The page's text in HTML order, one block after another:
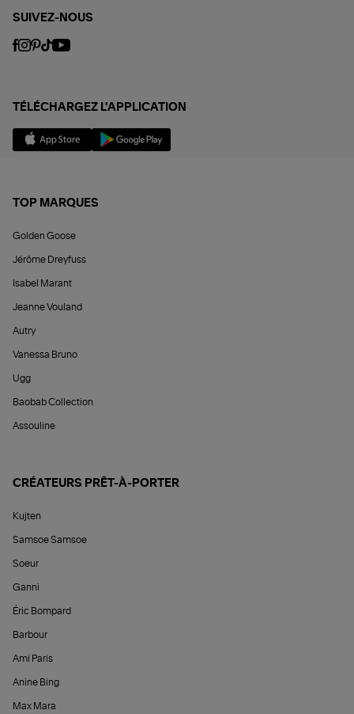
SUIVEZ-NOUS
TÉLÉCHARGEZ L'APPLICATION
TOP MARQUES
Golden Goose
Jérôme Dreyfuss
Isabel Marant
Jeanne Vouland
Autry
Vanessa Bruno
Ugg
Baobab Collection
Assouline
CRÉATEURS PRÊT-À-PORTER
Kujten
Samsoe Samsoe
Soeur
Ganni
Éric Bompard
Barbour
Ami Paris
Anine Bing
Max Mara